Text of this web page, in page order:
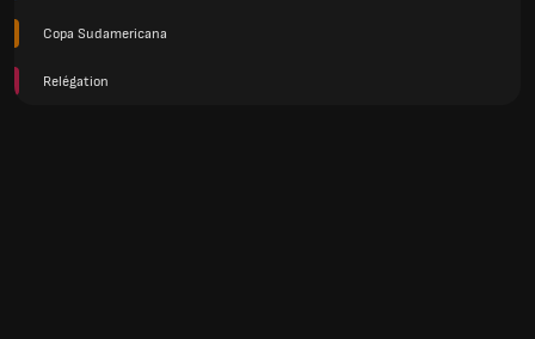
Copa Sudamericana
Relégation